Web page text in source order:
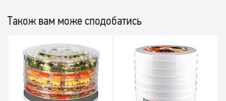
Також вам може сподобатись